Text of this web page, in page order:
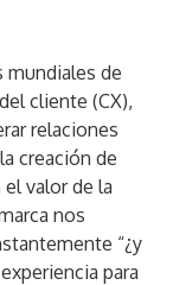
mundiales de
cliente (CX),
relaciones
creación de
valor de la
nos
“¿y
para